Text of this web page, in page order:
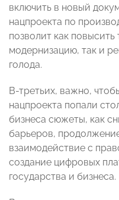
включить в новый
нацпроекта по
позволит как повысить
модернизацию, так и
голода.
В-третьих, важно,
нацпроекта попали
бизнеса сюжеты, как
барьеров,
взаимодействие с
создание цифровых
государства и бизнеса.